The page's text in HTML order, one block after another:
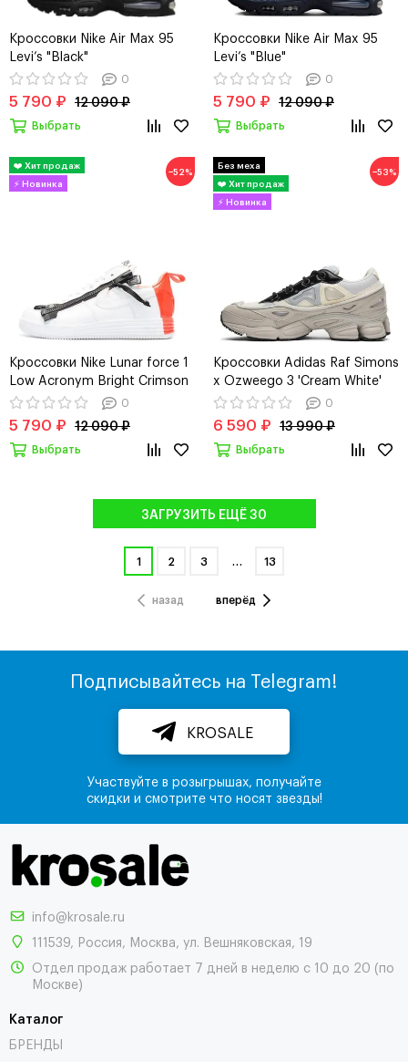
Кроссовки Nike Air Max 95
Levi’s "Black"
0
5 790 ₽ 12 090 ₽
Выбрать
Кроссовки Nike Air Max 95
Levi’s "Blue"
0
5 790 ₽ 12 090 ₽
Выбрать
−52%
Кроссовки Nike Lunar force 1
Low Acronym Bright Crimson
0
5 790 ₽ 12 090 ₽
Выбрать
−53%
Кроссовки Adidas Raf Simons
x Ozweego 3 'Cream White'
0
6 590 ₽ 13 990 ₽
Выбрать
ЗАГРУЗИТЬ ЕЩЁ 30
назад
1 2 3 … 13
вперёд
Подписывайтесь на Telegram!
KROSALE
Участвуйте в розыгрышах, получайте
скидки и смотрите что носят звезды!
info@krosale.ru
111539, Россия, Москва, ул. Вешняковская, 19
Отдел продаж работает 7 дней в неделю с 10 до 20 (по
Москве)
Каталог
БРЕНДЫ